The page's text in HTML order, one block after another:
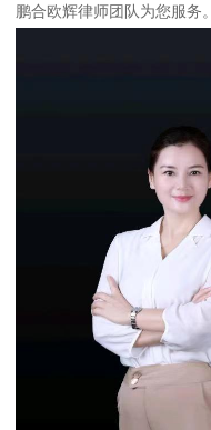
鹏合欧辉律师团队为您服务。